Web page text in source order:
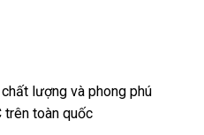
lượng và phong phú
trên toàn quốc